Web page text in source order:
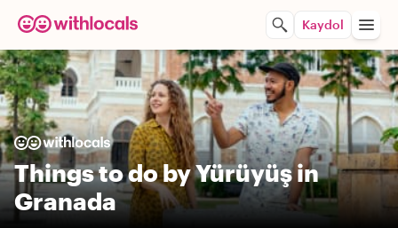
Kaydol
Things to do by Yürüyüş in
Granada